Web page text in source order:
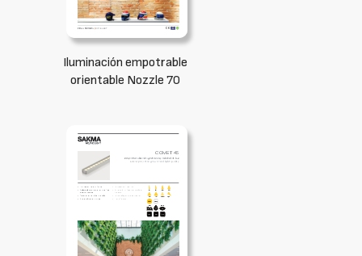
Iluminación empotrable
orientable Nozzle 70